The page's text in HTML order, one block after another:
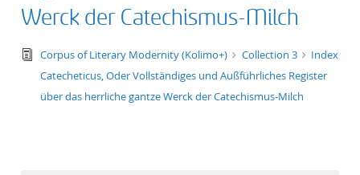
Werck der Catechismus-Milch
text/tg.edition+tg.aggregation+xml
Corpus of Literary Modernity (Kolimo+) Collection 3
Index
Catecheticus, Oder Vollständiges und Außführliches Register
über das herrliche gantze Werck der Catechismus-Milch